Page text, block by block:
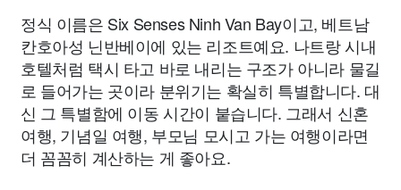
정식 이름은 Six Senses Ninh Van Bay이고, 베트남
칸호아성 닌반베이에 있는 리조트예요. 나트랑 시내
호텔처럼 택시 타고 바로 내리는 구조가 아니라 물길
로 들어가는 곳이라 분위기는 확실히 특별합니다. 대
신 그 특별함에 이동 시간이 붙습니다. 그래서 신혼
여행, 기념일 여행, 부모님 모시고 가는 여행이라면
더 꼼꼼히 계산하는 게 좋아요.